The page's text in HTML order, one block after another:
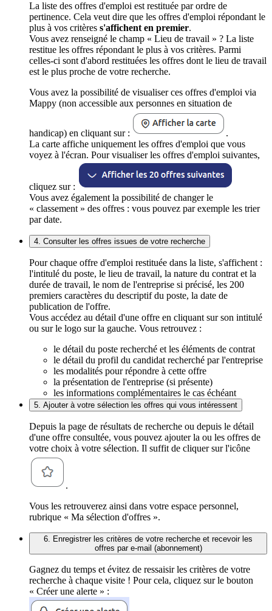
La liste des offres d'emploi est restituée par ordre de
pertinence. Cela veut dire que les offres d'emploi répondant le
plus à vos critères s'affichent en premier.
Vous avez renseigné le champ « Lieu de travail » ? La liste
restitue les offres répondant le plus à vos critères. Parmi
celles-ci sont d'abord restituées les offres dont le lieu de travail
est le plus proche de votre recherche.
Vous avez la possibilité de visualiser ces offres d'emploi via
Mappy (non accessible aux personnes en situation de
handicap) en cliquant sur :
.
La carte affiche uniquement les offres d'emploi que vous
voyez à l'écran. Pour visualiser les offres d'emploi suivantes,
cliquez sur :
Vous avez également la possibilité de changer le
« classement » des offres : vous pouvez par exemple les trier
par date.
4. Consulter les offres issues de votre recherche
Pour chaque offre d'emploi restituée dans la liste, s'affichent :
l'intitulé du poste, le lieu de travail, la nature du contrat et la
durée de travail, le nom de l'entreprise si précisé, les 200
premiers caractères du descriptif du poste, la date de
publication de l'offre.
Vous accédez au détail d'une offre en cliquant sur son intitulé
ou sur le logo sur la gauche. Vous retrouvez :
le détail du poste recherché et les éléments de contrat
le détail du profil du candidat recherché par l'entreprise
les modalités pour répondre à cette offre
la présentation de l'entreprise (si présente)
les informations complémentaires le cas échéant
5. Ajouter à votre sélection les offres qui vous intéressent
Depuis la page de résultats de recherche ou depuis le détail
d'une offre consultée, vous pouvez ajouter la ou les offres de
votre choix à votre sélection. Il suffit de cliquer sur l'icône
.
Vous les retrouverez ainsi dans votre espace personnel,
rubrique « Ma sélection d'offres ».
6. Enregistrer les critères de votre recherche et recevoir les
offres par e-mail (abonnement)
Gagnez du temps et évitez de ressaisir les critères de votre
recherche à chaque visite ! Pour cela, cliquez sur le bouton
« Créer une alerte » :